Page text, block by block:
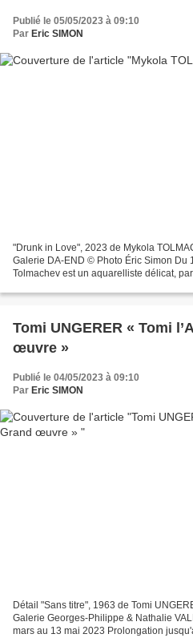
Publié le 05/05/2023 à 09:10
Par Eric SIMON
"Drunk in Love", 2023 de Mykola
Galerie DA-END © Photo Éric Simon Du
Tolmachev est un aquarelliste délicat,
Tomi UNGERER « Tomi
œuvre »
Publié le 04/05/2023 à 09:10
Par Eric SIMON
Détail "Sans titre", 1963 de Tomi
Galerie Georges-Philippe & Nathalie
mars au 13 mai 2023 Prolongation